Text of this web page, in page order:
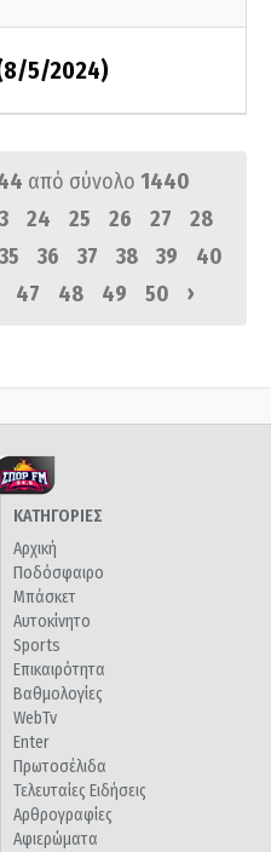
5/2024)
από σύνολο 1440
24 25 26 27
28
35 36 37 38 39
40
47 48 49 50 ›
ΚΑΤΗΓΟΡΙΕΣ
Αρχική
Ποδόσφαιρο
Μπάσκετ
Αυτοκίνητο
Sports
Επικαιρότητα
Βαθμολογίες
WebTv
Enter
Πρωτοσέλιδα
Τελευταίες Ειδήσεις
Αρθρογραφίες
Αφιερώματα